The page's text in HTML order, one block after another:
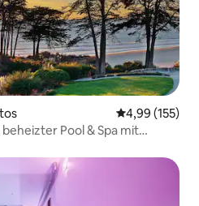
4,99 (155)
Pool & Spa mit